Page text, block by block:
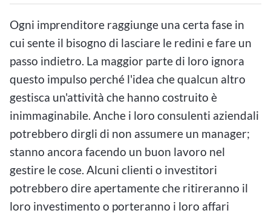
Ogni imprenditore raggiunge una certa fase in
cui sente il bisogno di lasciare le redini e fare un
passo indietro. La maggior parte di loro ignora
questo impulso perché l'idea che qualcun altro
gestisca un'attività che hanno costruito è
inimmaginabile. Anche i loro consulenti aziendali
potrebbero dirgli di non assumere un manager;
stanno ancora facendo un buon lavoro nel
gestire le cose. Alcuni clienti o investitori
potrebbero dire apertamente che ritireranno il
loro investimento o porteranno i loro affari